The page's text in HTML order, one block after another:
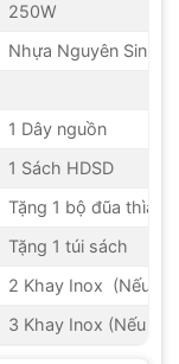
250W
Nhựa Nguyên Sinh
1 Dây nguồn
1 Sách HDSD
Tặng 1 bộ đũa thìa
Tặng 1 túi sách
2 Khay Inox (Nếu
3 Khay Inox (Nếu